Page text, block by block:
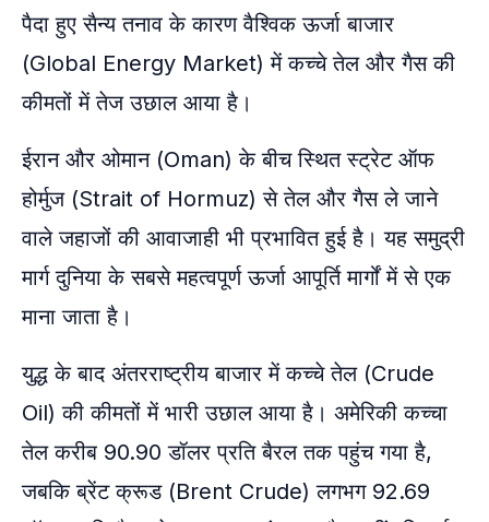
पैदा हुए सैन्य तनाव के कारण वैश्विक ऊर्जा बाजार
(Global Energy Market) में कच्चे तेल और गैस की
कीमतों में तेज उछाल आया है।
ईरान और ओमान (Oman) के बीच स्थित स्ट्रेट ऑफ
होर्मुज (Strait of Hormuz) से तेल और गैस ले जाने
वाले जहाजों की आवाजाही भी प्रभावित हुई है। यह समुद्री
मार्ग दुनिया के सबसे महत्वपूर्ण ऊर्जा आपूर्ति मार्गों में से एक
माना जाता है।
युद्ध के बाद अंतरराष्ट्रीय बाजार में कच्चे तेल (Crude
Oil) की कीमतों में भारी उछाल आया है। अमेरिकी कच्चा
तेल करीब 90.90 डॉलर प्रति बैरल तक पहुंच गया है,
जबकि ब्रेंट क्रूड (Brent Crude) लगभग 92.69